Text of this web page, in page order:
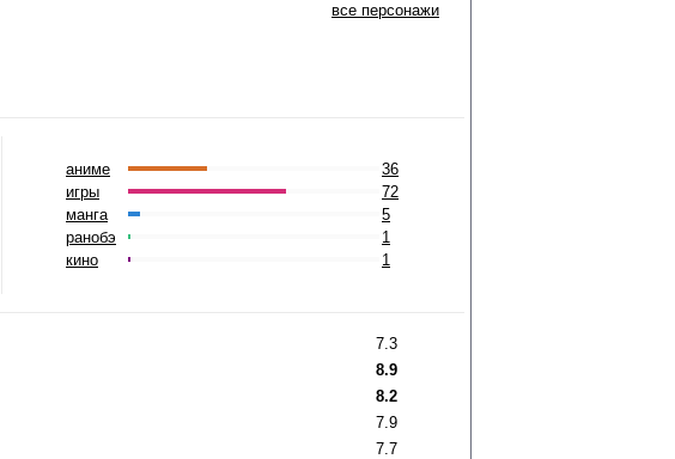
все персонажи
аниме
36
игры
72
манга
5
ранобэ
1
кино
1
7.3
8.9
8.2
7.9
7.7